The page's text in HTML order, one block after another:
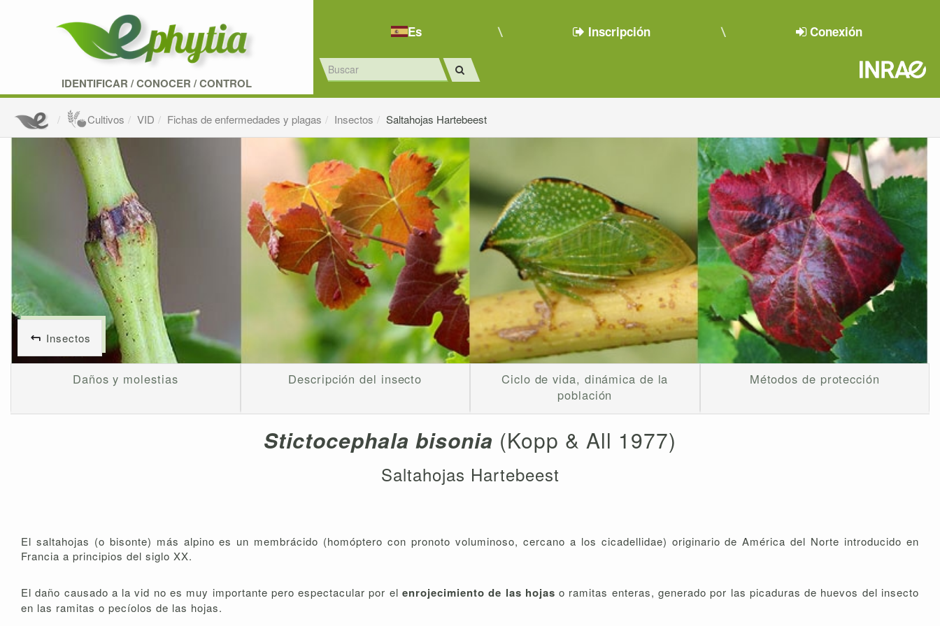
IDENTIFICAR /CONOCER /CONTROL
Es Inscripción Conexión
Cultivos VID Fichas de enfermedades y plagas Insectos Saltahojas Hartebeest
Insectos
Daños y molestias Descripción del insecto
Ciclo de vida, dinámica de la
población
Métodos de protección
Stictocephala bisonia (Kopp & All 1977)
Saltahojas Hartebeest
El saltahojas (o bisonte) más alpino es un membrácido (homóptero con pronoto voluminoso, cercano a los cicadellidae) originario de América del Norte introducido en
Francia a principios del siglo XX.
El daño causado a la vid no es muy importante pero espectacular por el enrojecimiento de las hojaso ramitas enteras, generado por las picaduras de huevos del insecto
en las ramitas o pecíolos de las hojas.